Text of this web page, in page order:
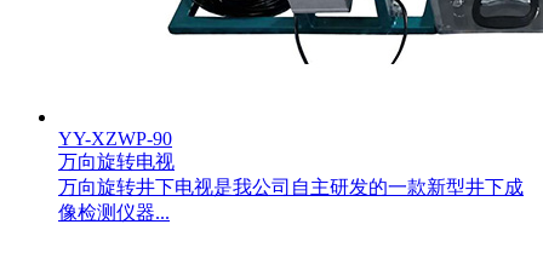
YY-XZWP-90
万向旋转电视
万向旋转井下电视是我公司自主研发的一款新型井下成
像检测仪器...